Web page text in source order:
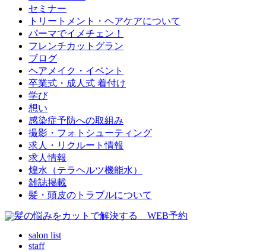
セミナー
トリートメント・ヘアケアについて
パーマでイメチェン！
フレンチカットグラン
ブログ
ヘアメイク・イベント
卒業式・成人式 着付け
学び
想い
感染症予防への取組み
撮影・フォトシューティング
求人・リクルート情報
求人情報
煌水（テラヘルツ機能水）
雑誌掲載
髪・頭皮のトラブルについて
salon list
staff